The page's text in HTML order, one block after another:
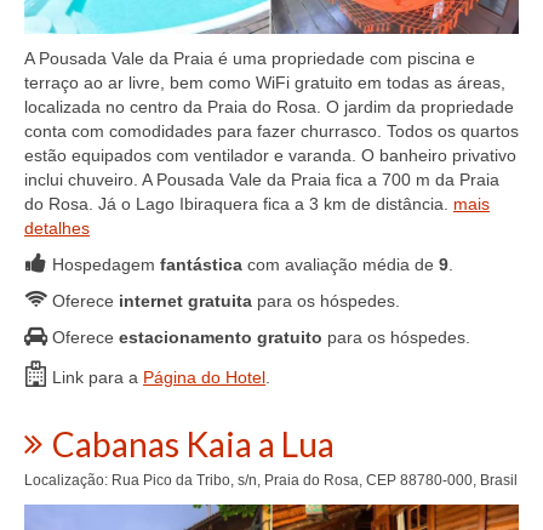
A Pousada Vale da Praia é uma propriedade com piscina e
terraço ao ar livre, bem como WiFi gratuito em todas as áreas,
localizada no centro da Praia do Rosa. O jardim da propriedade
conta com comodidades para fazer churrasco. Todos os quartos
estão equipados com ventilador e varanda. O banheiro privativo
inclui chuveiro. A Pousada Vale da Praia fica a 700 m da Praia
do Rosa. Já o Lago Ibiraquera fica a 3 km de distância. mais
detalhes
Hospedagem fantástica com avaliação média de 9
Oferece internet gratuita para os hóspedes.
Oferece estacionamento gratuito para os hóspedes.
Link para a Página do Hotel
Cabanas Kaia a Lua
Localização: Rua Pico da Tribo, s/n, Praia do Rosa, CEP 88780-000, Brasil